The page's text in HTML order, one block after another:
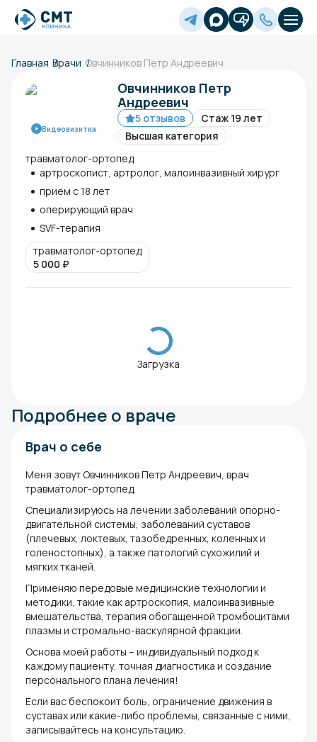
Главная Врачи Овчинников Петр Андреевич
Видеовизитка
Овчинников Петр
Андреевич
5 отзывов
Стаж 19 лет
Высшая категория
травматолог-ортопед
артроскопист, артролог, малоинвазивный хирург
прием с 18 лет
оперирующий врач
SVF-терапия
травматолог-ортопед
5 000 ₽
Загрузка
Подробнее о враче
Врач о себе
Меня зовут Овчинников Петр Андреевич, врач
травматолог-ортопед.
Специализируюсь на лечении заболеваний опорно-
двигательной системы, заболеваний суставов
(плечевых, локтевых, тазобедренных, коленных и
голеностопных), а также патологий сухожилий и
мягких тканей.
Применяю передовые медицинские технологии и
методики, такие как артроскопия, малоинвазивные
вмешательства, терапия обогащенной тромбоцитами
плазмы и стромально-васкулярной фракции.
Основа моей работы – индивидуальный подход к
каждому пациенту, точная диагностика и создание
персонального плана лечения!
Если вас беспокоит боль, ограничение движения в
суставах или какие-либо проблемы, связанные с ними,
записывайтесь на консультацию.